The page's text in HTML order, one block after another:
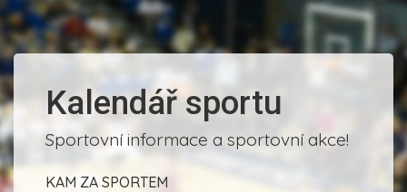
Kalendář sportu
Sportovní informace a sportovní akce!
KAM ZA SPORTEM